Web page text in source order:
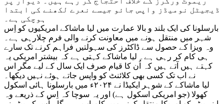
ڈیجیٹل نومیڈز واپس جائو جیسے نعرے لکھنے کی ابتدا
ہوچکی ہے۔
بارسلونا کی ایک بلند و بالا عمارت میں لیا ماشاکے امریکیوں کو اِس
شہر میں منتقل ہونے میں معاونت کرنے والی فرم چلارہی ہے۔
وہ ویزا کے حصول سے ڈاکٹرز کی سہولتیں فراہم کرنے تک سارے
ہی کام کر رہی ہے۔ لیا ماشاکے کہتی ہے کہ بیشتر امریکی یہ
کہتے ہیں آتے ہیں کہ اُن کا قیام صرف ایک سال کے لیے مگر اس
نے اب تک کسی بھی کلائنٹ کو واپس جاتے ہوئے نہیں دیکھا۔
لیا ماشاکے کے شوہر ایکیڈا نے ۲۰۲۴ء میں بارسلونا ہائی اسکول
کھولا (جو امریکی اسکول ہے) اور یہ سوچا کہ اِس کے ذریعے وہ